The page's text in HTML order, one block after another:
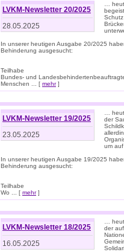
LVKM-Newsletter 20/2025
28.05.2025
…
In unserer heutigen Ausgabe 20/2025
Behinderung ausgesucht:
Teilhabe
Bundes- und
Menschen ... [ mehr]
LVKM-Newsletter 19/2025
23.05.2025
…
der
um
In unserer heutigen Ausgabe 19/2025
Behinderung ausgesucht:
Teilhabe
Wo ... [ mehr]
LVKM-Newsletter 18/2025
16.05.2025
…
der